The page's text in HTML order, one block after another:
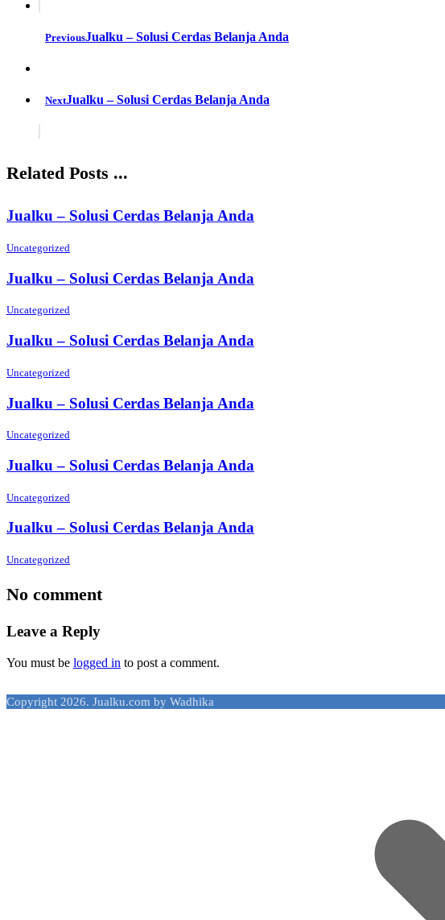
PreviousJualku – Solusi Cerdas Belanja Anda
NextJualku – Solusi Cerdas Belanja Anda
Related Posts ...
Jualku – Solusi Cerdas Belanja Anda
Uncategorized
Jualku – Solusi Cerdas Belanja Anda
Uncategorized
Jualku – Solusi Cerdas Belanja Anda
Uncategorized
Jualku – Solusi Cerdas Belanja Anda
Uncategorized
Jualku – Solusi Cerdas Belanja Anda
Uncategorized
Jualku – Solusi Cerdas Belanja Anda
Uncategorized
No comment
Leave a Reply
You must be logged in to post a comment.
Copyright 2026. Jualku.com by Wadhika